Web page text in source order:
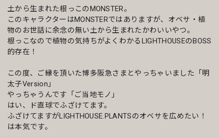
土から生まれた根っこのMONSTER。
このキャラクターはMONSTERではありますが、オベサ・植
物のお世話に余念の無い土から生まれたかわいいやつ。
根っこなので植物の気持ちがよくわかるLIGHTHOUSEのBOSS
的存在！
この度、ご縁を頂いた博多阪急さまとやっちゃいました「明
太子Version」
やっちゃうんです「ご当地モノ」
はい、ド直球でふざけてます。
ふざけてますがLIGHTHOUSE.PLANTSのオベサを広めたい！
は本気です。